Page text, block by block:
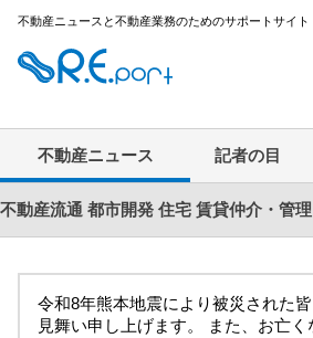
不動産ニュースと不動産業務のためのサポートサイト
不動産ニュース 記者の目
不動産流通 都市開発 住宅 賃貸仲介・管理
令和8年熊本地震により被災された
見舞い申し上げます。 また、お亡く